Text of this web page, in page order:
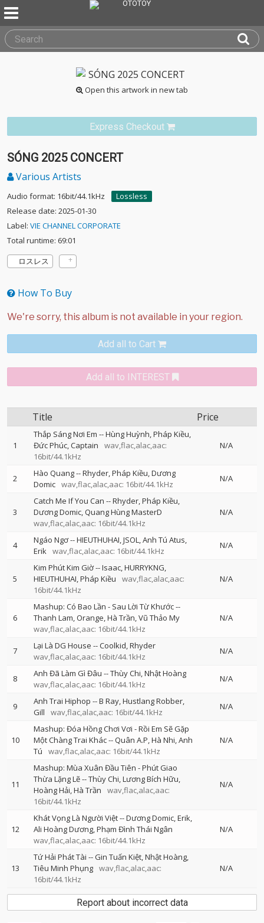
Open this artwork in new tab
Express Checkout
SÓNG 2025 CONCERT
Various Artists
Audio format: 16bit/44.1kHz
Lossless
Release date: 2025-01-30
Label: VIE CHANNEL CORPORATE
Total runtime: 69:01
ロスレス
How To Buy
Add all to Cart
Add all to INTEREST
Title Price
1
Thắp Sáng Nơi Em --Hùng Huỳnh Pháp Kiều
Đức Phúc Captain
wav,flac,alac,aac:
16bit/44.1kHz
N/A
2 Hào Quang--Rhyder Pháp Kiều Dương
Domic wav,flac,alac,aac: 16bit/44.1kHz
N/A
3
Catch Me If You Can --Rhyder Pháp Kiều
Dương Domic Quang Hùng MasterD
wav,flac,alac,aac: 16bit/44.1kHz
N/A
4 Ngáo Ngơ--HIEUTHUHAI JSOL Anh Tú Atus
Erik wav,flac,alac,aac: 16bit/44.1kHz
N/A
5
Kim Phút Kim Giờ--Isaac HURRYKNG
HIEUTHUHAI Pháp Kiều
wav,flac,alac,aac:
16bit/44.1kHz
N/A
6
Mashup: Có Bao Lần - Sau Lời Từ Khước--
Thanh Lam Orange Hà Trần Vũ Thảo My
wav,flac,alac,aac: 16bit/44.1kHz
N/A
7 Lại Là DG House --Coolkid Rhyder
wav,flac,alac,aac: 16bit/44.1kHz
N/A
8 Anh Đã Làm Gì Đâu --Thùy Chi Nhật Hoàng
wav,flac,alac,aac: 16bit/44.1kHz
N/A
9 Anh Trai Hiphop --B Ray Hustlang Robber
Gill
wav,flac,alac,aac: 16bit/44.1kHz
N/A
10
Mashup: Đóa Hồng Chơi Vơi - Rồi Em Sẽ Gặp
Một Chàng Trai Khác--Quân A.P Hà Nhi Anh
Tú
wav,flac,alac,aac: 16bit/44.1kHz
N/A
11
Mashup: Mùa Xuân Đầu Tiên - Phút Giao
Thừa Lặng Lẽ--Thùy Chi Lương Bích Hữu
Hoàng Hải Hà Trần
wav,flac,alac,aac:
16bit/44.1kHz
N/A
12
Khát Vọng Là Người Việt--Dương Domic Erik
Ali Hoàng Dương Phạm Đình Thái Ngân
wav,flac,alac,aac: 16bit/44.1kHz
N/A
13
Tứ Hải Phát Tài --Gin Tuấn Kiệt Nhật Hoàng
Tiêu Minh Phụng wav,flac,alac,aac:
16bit/44.1kHz
N/A
Report about incorrect data